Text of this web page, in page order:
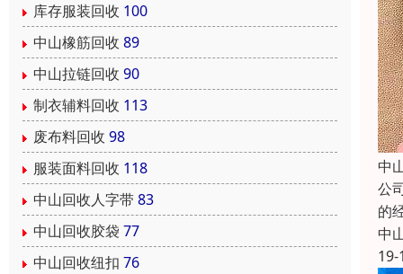
库存服装回收 100
中山橡筋回收 89
中山拉链回收 90
制衣辅料回收 113
废布料回收 98
服装面料回收 118
中山回收人字带83
中山回收胶袋 77
中山回收纽扣 76
中
公
的
中
19-